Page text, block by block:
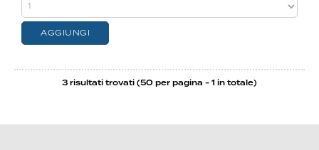
3 risultati trovati (50 per pagina - 1 in totale)